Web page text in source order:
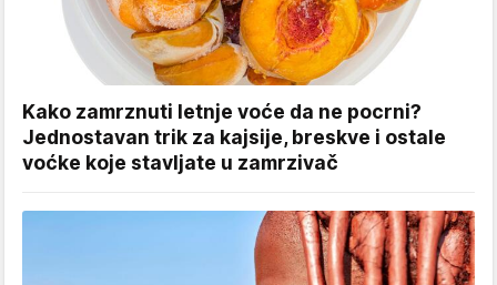
Kako zamrznuti letnje voće da ne pocrni?
Jednostavan trik za kajsije, breskve i ostale
voćke koje stavljate u zamrzivač